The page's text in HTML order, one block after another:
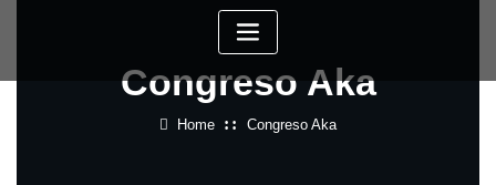
Congreso Aka
Home Congreso Aka